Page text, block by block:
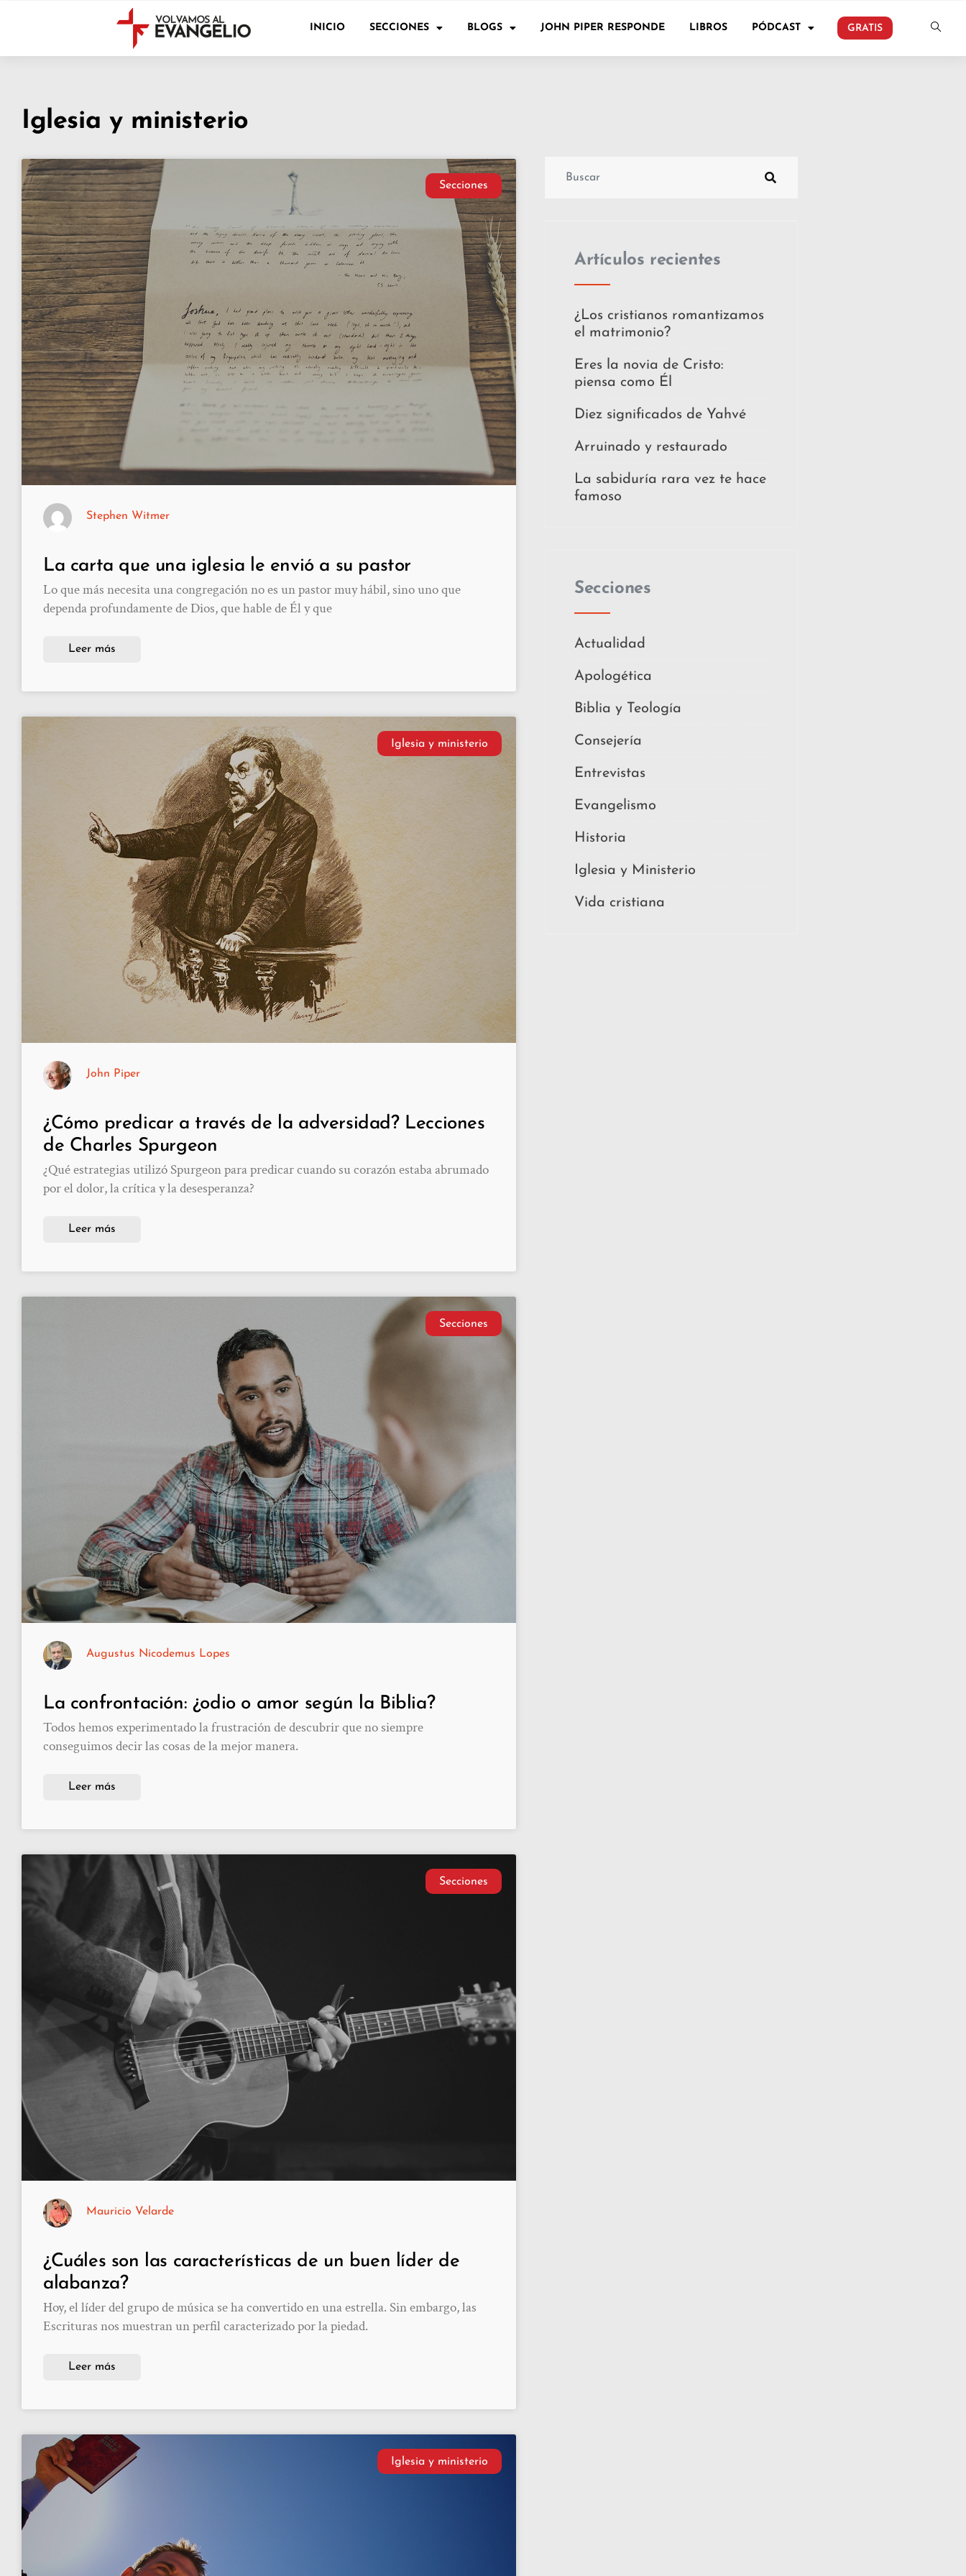
INICIO SECCIONES BLOGS JOHN PIPER RESPONDE LIBROS PÓDCAST GRATIS
Iglesia y ministerio
Secciones
La carta que una iglesia le envió a su pastor
Lo que más necesita una congregación no es un pastor muy hábil, sino uno que
dependa profundamente de Dios, que hable de Él y que
Leer más
Stephen Witmer
Iglesia y ministerio
¿Cómo predicar a través de la adversidad? Lecciones
de Charles Spurgeon
¿Qué estrategias utilizó Spurgeon para predicar cuando su corazón estaba abrumado
por el dolor, la crítica y la desesperanza?
Leer más
John Piper
Secciones
La confrontación: ¿odio o amor según la Biblia?
Todos hemos experimentado la frustración de descubrir que no siempre
conseguimos decir las cosas de la mejor manera.
Leer más
Augustus Nicodemus Lopes
Secciones
¿Cuáles son las características de un buen líder de
alabanza?
Hoy, el líder del grupo de música se ha convertido en una estrella. Sin embargo, las
Escrituras nos muestran un perfil caracterizado por la piedad.
Leer más
Mauricio Velarde
Iglesia y ministerio
Artículos recientes
¿Los cristianos romantizamos
el matrimonio?
Eres la novia de Cristo:
piensa como Él
Diez significados de Yahvé
Arruinado y restaurado
La sabiduría rara vez te hace
famoso
Secciones
Actualidad
Apologética
Biblia y Teología
Consejería
Entrevistas
Evangelismo
Historia
Iglesia y Ministerio
Vida cristiana